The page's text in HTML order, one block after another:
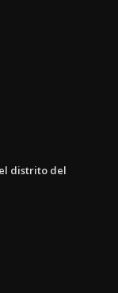
distrito del